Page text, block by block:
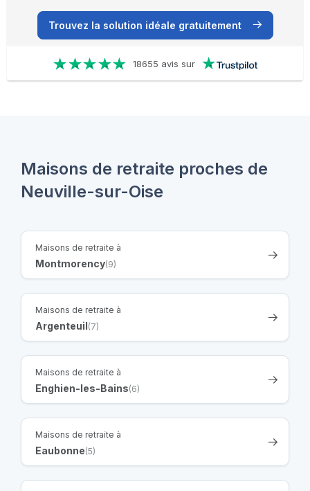
Trouvez la solution idéale gratuitement
18655 avis sur
Maisons de retraite proches de
Neuville-sur-Oise
Maisons de retraite à
Montmorency(9)
Maisons de retraite à
Argenteuil(7)
Maisons de retraite à
Enghien-les-Bains(6)
Maisons de retraite à
Eaubonne(5)